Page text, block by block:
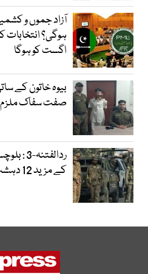
آزاد جموں و
اگست کو ہوگا
بیوہ خاتون کے
صفت سفاک ملزم
کے مزید 12 دہشت گرد ہلاک